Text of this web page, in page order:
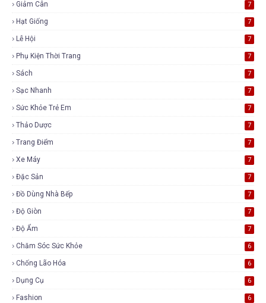
Giảm Cân 7
Hạt Giống 7
Lễ Hội 7
Phụ Kiện Thời Trang 7
Sách 7
Sạc Nhanh 7
Sức Khỏe Trẻ Em 7
Thảo Dược 7
Trang Điểm 7
Xe Máy 7
Đặc Sản 7
Đồ Dùng Nhà Bếp 7
Độ Giòn 7
Độ Ẩm 7
Chăm Sóc Sức Khỏe 6
Chống Lão Hóa 6
Dụng Cụ 6
Fashion 6